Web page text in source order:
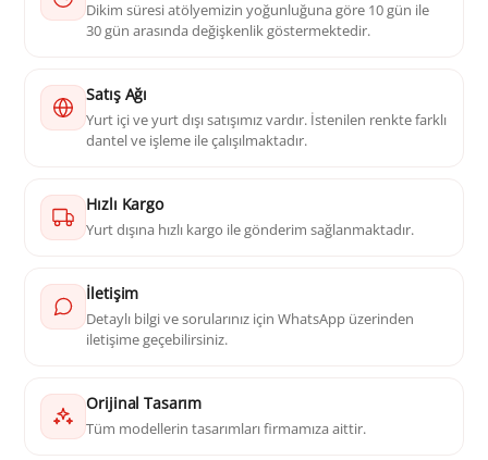
Dikim süresi atölyemizin yoğunluğuna göre 10 gün ile
30 gün arasında değişkenlik göstermektedir.
Satış Ağı
Yurt içi ve yurt dışı satışımız vardır. İstenilen renkte farklı
dantel ve işleme ile çalışılmaktadır.
Hızlı Kargo
Yurt dışına hızlı kargo ile gönderim sağlanmaktadır.
İletişim
Detaylı bilgi ve sorularınız için WhatsApp üzerinden
iletişime geçebilirsiniz.
Orijinal Tasarım
Tüm modellerin tasarımları firmamıza aittir.